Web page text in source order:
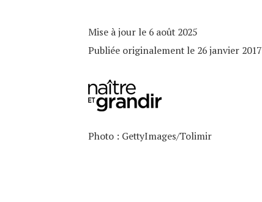
Mise à jour le 6 août 2025
Publiée originalement le 26 janvier 2017
Photo : GettyImages/Tolimir